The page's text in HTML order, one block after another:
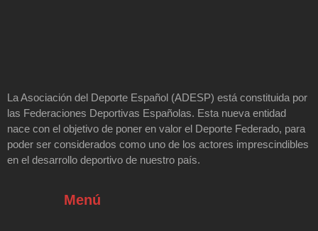
La Asociación del Deporte Español (ADESP) está constituida por
las Federaciones Deportivas Españolas. Esta nueva entidad
nace con el objetivo de poner en valor el Deporte Federado, para
poder ser considerados como uno de los actores imprescindibles
en el desarrollo deportivo de nuestro país.
Menú